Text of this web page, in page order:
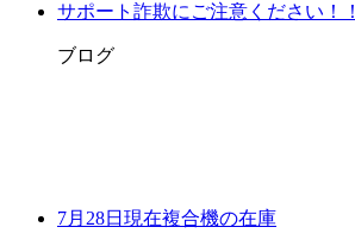
サポート詐欺にご注意ください！！
ブログ
7月28日現在複合機の在庫